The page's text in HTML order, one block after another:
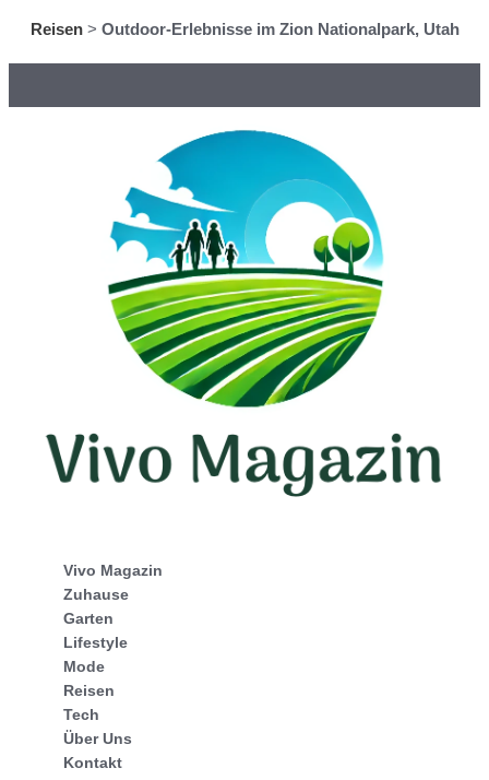
Reisen> Outdoor-Erlebnisse im Zion Nationalpark, Utah
Vivo Magazin
Zuhause
Garten
Lifestyle
Mode
Reisen
Tech
Über Uns
Kontakt